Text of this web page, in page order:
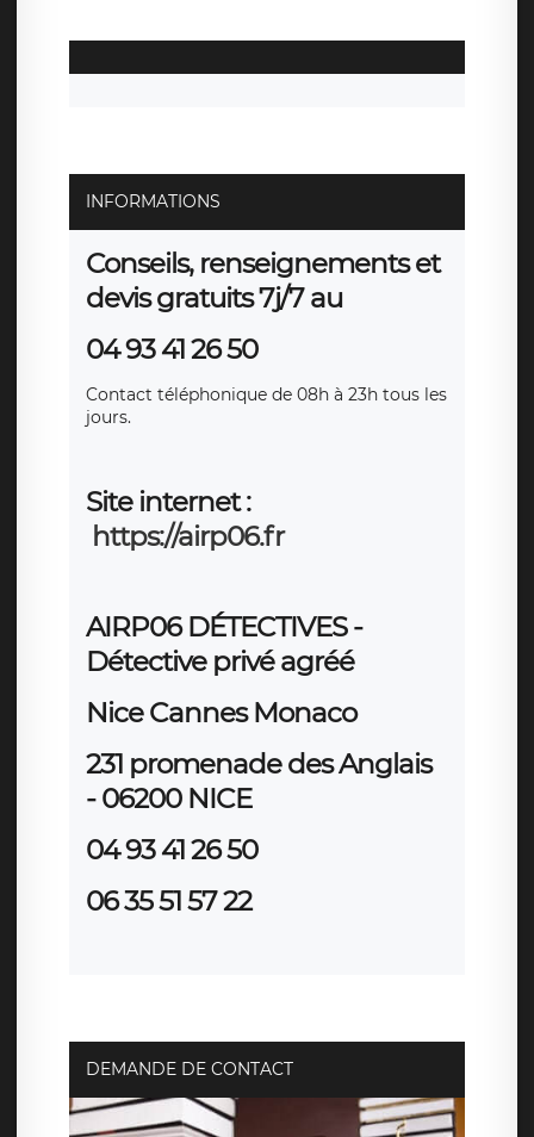
INFORMATIONS
Conseils, renseignements et
devis gratuits 7j/7 au
04 93 41 26 50
Contact téléphonique de 08h à 23h tous les
jours.
Site internet :
https://airp06.fr
AIRP06 DÉTECTIVES-
Détective privé agréé
Nice Cannes Monaco
231 promenade des Anglais
- 06200 NICE
04 93 41 26 50
06 35 51 57 22
DEMANDE DE CONTACT